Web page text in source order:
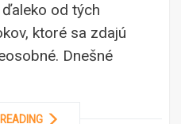
od tých
ktoré sa zdajú
Dnešné